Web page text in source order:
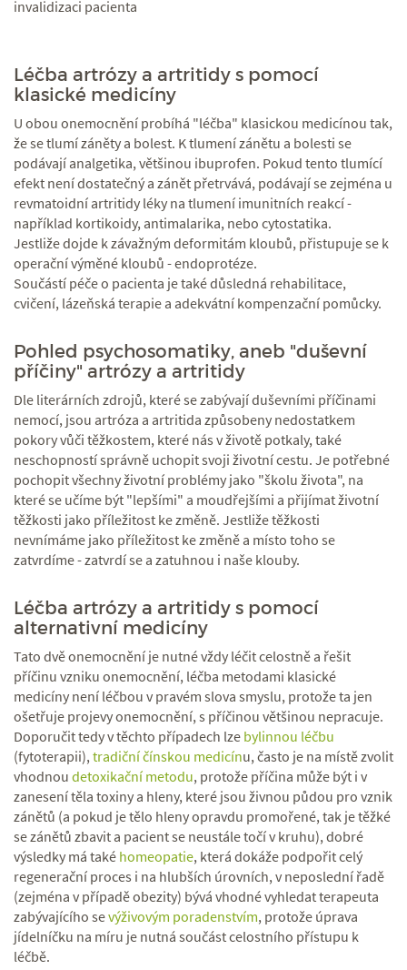
invalidizaci pacienta
Léčba artrózy a artritidy s pomocí
klasické medicíny
U obou onemocnění probíhá "léčba" klasickou medicínou tak,
že se tlumí záněty a bolest. K tlumení zánětu a bolesti se
podávají analgetika, většinou ibuprofen. Pokud tento tlumící
efekt není dostatečný a zánět přetrvává, podávají se zejména u
revmatoidní artritidy léky na tlumení imunitních reakcí -
například kortikoidy, antimalarika, nebo cytostatika.
Jestliže dojde k závažným deformitám kloubů, přistupuje se k
operační výměné kloubů - endoprotéze.
Součástí péče o pacienta je také důsledná rehabilitace,
cvičení, lázeňská terapie a adekvátní kompenzační pomůcky.
Pohled psychosomatiky, aneb "duševní
příčiny" artrózy a artritidy
Dle literárních zdrojů, které se zabývají duševními příčinami
nemocí, jsou artróza a artritida způsobeny nedostatkem
pokory vůči těžkostem, které nás v životě potkaly, také
neschopností správně uchopit svoji životní cestu. Je potřebné
pochopit všechny životní problémy jako "školu života", na
které se učíme být "lepšími" a moudřejšími a přijímat životní
těžkosti jako příležitost ke změně. Jestliže těžkosti
nevnímáme jako příležitost ke změně a místo toho se
zatvrdíme - zatvrdí se a zatuhnou i naše klouby.
Léčba artrózy a artritidy s pomocí
alternativní medicíny
Tato dvě onemocnění je nutné vždy léčit celostně a řešit
příčinu vzniku onemocnění, léčba metodami klasické
medicíny není léčbou v pravém slova smyslu, protože ta jen
ošetřuje projevy onemocnění, s příčinou většinou nepracuje.
Doporučit tedy v těchto případech lze bylinnou léčbu
(fytoterapii), tradiční čínskou medicínu, často je na místě zvolit
vhodnou detoxikační metodu, protože příčina může být i v
zanesení těla toxiny a hleny, které jsou živnou půdou pro vznik
zánětů (a pokud je tělo hleny opravdu promořené, tak je těžké
se zánětů zbavit a pacient se neustále točí v kruhu), dobré
výsledky má také homeopatie, která dokáže podpořit celý
regenerační proces i na hlubších úrovních, v neposlední řadě
(zejména v případě obezity) bývá vhodné vyhledat terapeuta
zabývajícího sevýživovým poradenstvím, protože úprava
jídelníčku na míru je nutná součást celostního přístupu k
léčbě.